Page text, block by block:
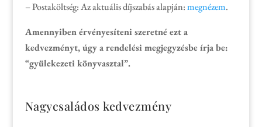
– Postaköltség: Az aktuális díjszabás alapján:megnézem.
Amennyiben érvényesíteni szeretné ezt a
kedvezményt, úgy a rendelési megjegyzésbe írja be:
“gyülekezeti könyvasztal”.
Nagycsaládos kedvezmény